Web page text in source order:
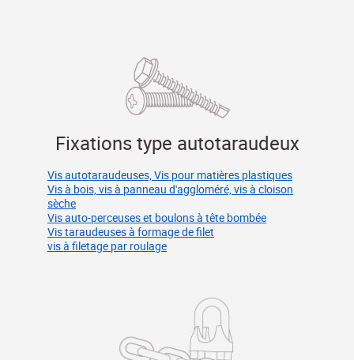
Fixations type autotaraudeux
Vis autotaraudeuses, Vis pour matières plastiques
Vis à bois, vis à panneau d'aggloméré, vis à cloison
sèche
Vis auto-perceuses et boulons à tête bombée
Vis taraudeuses à formage de filet
vis à filetage par roulage